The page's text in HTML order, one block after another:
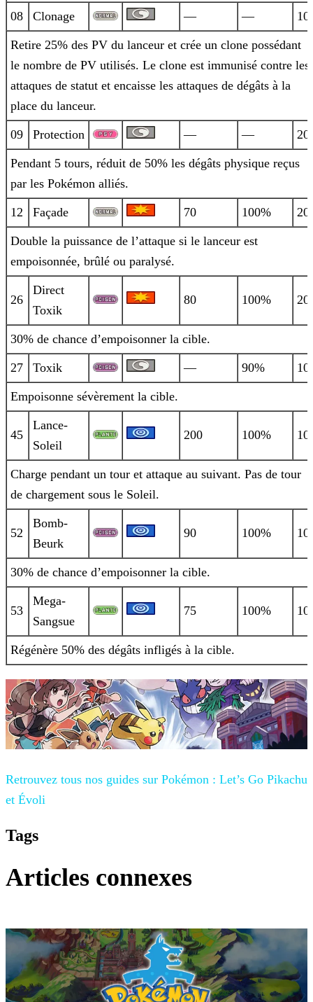
08 Clonage — — 10
Retire 25% des PV du lanceur et crée un clone possédant
le nombre de PV utilisés. Le clone est immunisé contre les
attaques de statut et encaisse les attaques de dégâts à la
place du lanceur.
09 Protection — — 20
Pendant 5 tours, réduit de 50% les dégâts physique reçus
par les Pokémon alliés.
12 Façade 70 100% 20
Double la puissance de l’attaque si le lanceur est
empoisonnée, brûlé ou paralysé.
26
Direct
Toxik
80 100% 20
30% de chance d’empoisonner la cible.
27 Toxik — 90% 10
Empoisonne sévèrement la cible.
45
Lance-
Soleil
200 100% 10
Charge pendant un tour et attaque au suivant. Pas de tour
de chargement sous le Soleil.
52
Bomb-
Beurk
90 100% 10
30% de chance d’empoisonner la cible.
53
Mega-
Sangsue
75 100% 10
Régénère 50% des dégâts infligés à la cible.
Retrouvez tous nos guides sur Pokémon : Let’s Go Pikachu
et Évoli
Tags
Articles connexes